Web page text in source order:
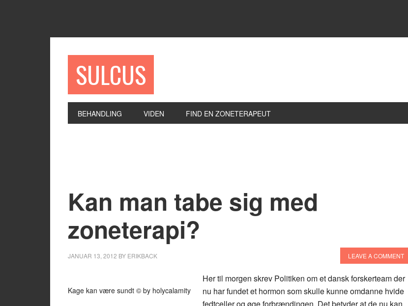
SULCUS
BEHANDLING VIDEN FIND EN ZONETERAPEUT
Kan man tabe sig med
zoneterapi?
JANUAR 13, 2012 BY ERIKBACK LEAVE A COMMENT
Kage kan være sundt © by holycalamity
Her til morgen skrev Politiken om et dansk forskerteam der
nu har fundet et hormon som skulle kunne omdanne hvide